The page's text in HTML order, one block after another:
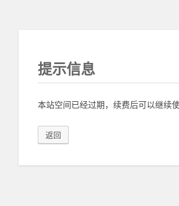
提示信息
本站空间已经过期，续费后可以继续
返回